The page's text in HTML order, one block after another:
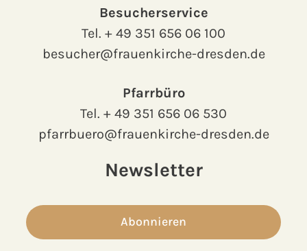
Besucherservice
Tel. + 49 351 656 06 100
besucher@frauenkirche-dresden.de
Pfarrbüro
Tel. + 49 351 656 06 530
pfarrbuero@frauenkirche-dresden.de
Newsletter
Abonnieren